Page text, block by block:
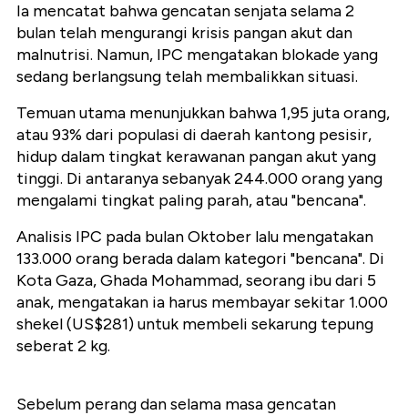
Ia mencatat bahwa gencatan senjata selama 2
bulan telah mengurangi krisis pangan akut dan
malnutrisi. Namun, IPC mengatakan blokade yang
sedang berlangsung telah membalikkan situasi.
Temuan utama menunjukkan bahwa 1,95 juta orang,
atau 93% dari populasi di daerah kantong pesisir,
hidup dalam tingkat kerawanan pangan akut yang
tinggi. Di antaranya sebanyak 244.000 orang yang
mengalami tingkat paling parah, atau "bencana".
Analisis IPC pada bulan Oktober lalu mengatakan
133.000 orang berada dalam kategori "bencana". Di
Kota Gaza, Ghada Mohammad, seorang ibu dari 5
anak, mengatakan ia harus membayar sekitar 1.000
shekel (US$281) untuk membeli sekarung tepung
seberat 2 kg.
Sebelum perang dan selama masa gencatan